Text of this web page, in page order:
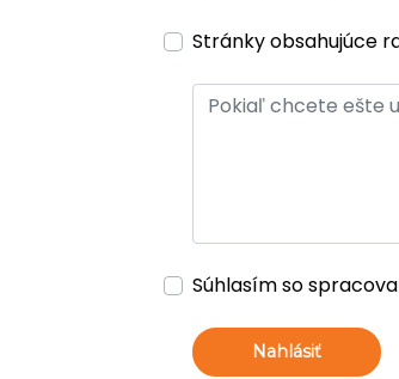
Stránky obsahujúce
Súhlasím so
Nahlásiť